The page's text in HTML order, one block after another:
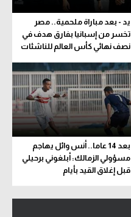
يد - بعد مباراة ملحمية.. مصر
تخسر من إسبانيا بفارق هدف في
نصف نهائي كأس العالم للناشئات
بعد 14 عاما.. أنس وائل يهاجم
مسؤولي الزمالك: أبلغوني برحيلي
قبل إغلاق القيد بأيام